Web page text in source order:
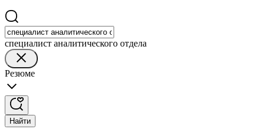
специалист аналитического отдела
Резюме
Найти